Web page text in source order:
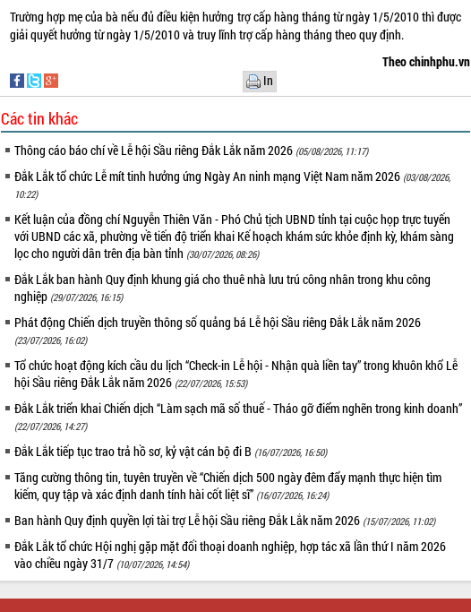
Trường hợp mẹ của bà nếu đủ điều kiện hưởng trợ cấp hàng tháng từ ngày 1/5/2010 thì được
giải quyết hưởng từ ngày 1/5/2010 và truy lĩnh trợ cấp hàng tháng theo quy định.
Theo chinhphu.vn
In
Các tin khác
Thông cáo báo chí về Lễ hội Sầu riêng Đắk Lắk năm 2026 (05/08/2026, 11:17)
Đắk Lắk tổ chức Lễ mít tinh hưởng ứng Ngày An ninh mạng Việt Nam năm 2026 (03/08/2026,
10:22)
Kết luận của đồng chí Nguyễn Thiên Văn - Phó Chủ tịch UBND tỉnh tại cuộc họp trực tuyến
với UBND các xã, phường về tiến độ triển khai Kế hoạch khám sức khỏe định kỳ, khám sàng
lọc cho người dân trên địa bàn tỉnh (30/07/2026, 08:26)
Đắk Lắk ban hành Quy định khung giá cho thuê nhà lưu trú công nhân trong khu công
nghiệp (29/07/2026, 16:15)
Phát động Chiến dịch truyền thông số quảng bá Lễ hội Sầu riêng Đắk Lắk năm 2026
(23/07/2026, 16:02)
Tổ chức hoạt động kích cầu du lịch “Check-in Lễ hội - Nhận quà liền tay” trong khuôn khổ Lễ
hội Sầu riêng Đắk Lắk năm 2026 (22/07/2026, 15:53)
Đắk Lắk triển khai Chiến dịch “Làm sạch mã số thuế - Tháo gỡ điểm nghẽn trong kinh doanh”
(22/07/2026, 14:27)
Đắk Lắk tiếp tục trao trả hồ sơ, kỷ vật cán bộ đi B (16/07/2026, 16:50)
Tăng cường thông tin, tuyên truyền về “Chiến dịch 500 ngày đêm đẩy mạnh thực hiện tìm
kiếm, quy tập và xác định danh tính hài cốt liệt sĩ” (16/07/2026, 16:24)
Ban hành Quy định quyền lợi tài trợ Lễ hội Sầu riêng Đắk Lắk năm 2026 (15/07/2026, 11:02)
Đắk Lắk tổ chức Hội nghị gặp mặt đối thoại doanh nghiệp, hợp tác xã lần thứ I năm 2026
vào chiều ngày 31/7 (10/07/2026, 14:54)